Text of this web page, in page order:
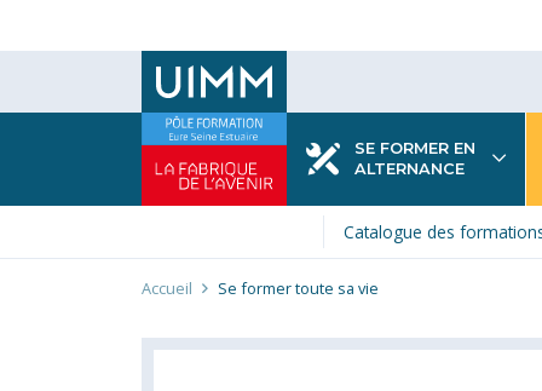
SE FORMER EN
ALTERNANCE
Catalogue des
Fil
d'Ariane
Accueil Se former toute sa vie
SE FORMER TOUTE SA VIE